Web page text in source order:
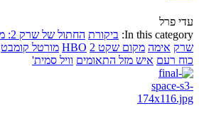
עדי פרל
In this category: ביקורת החתול של שרק 2: משאלה אחת ודי
שרק אימה מקום שקט 2 HBO מורטל קומבט
כוח רעם איש מזל התאומים וויל סמית'